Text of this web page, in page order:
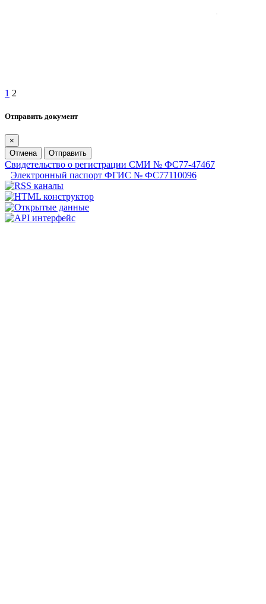
1 2
Отправить документ
×
Отмена
Отправить
Свидетельство о регистрации СМИ № ФС77-47467
Электронный паспорт ФГИС № ФС77110096